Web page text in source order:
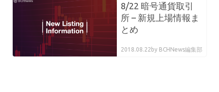
8/22 暗号通貨取引
所 – 新規上場情報ま
とめ
2018.08.22 by BCHNews編集部